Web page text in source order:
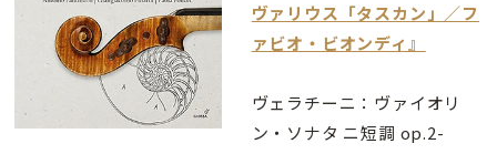
ヴァリウス「タスカン」／フ
ァビオ・ビオンディ』
ヴェラチーニ：ヴァイオリ
ン・ソナタ ニ短調 op.2-